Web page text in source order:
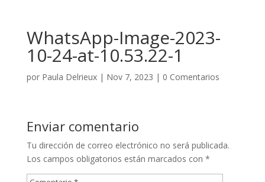
WhatsApp-Image-2023-
10-24-at-10.53.22-1
por Paula Delrieux| Nov 7, 2023 | 0 Comentarios
Enviar comentario
Tu dirección de correo electrónico no será publicada.
Los campos obligatorios están marcados con *